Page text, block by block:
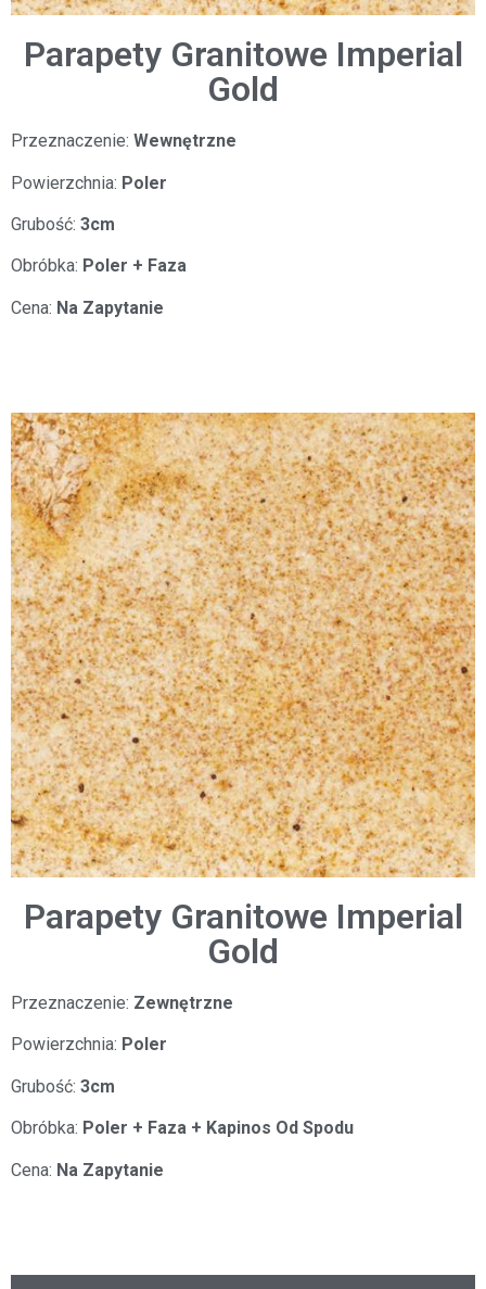
Parapety Granitowe Imperial
Gold
Przeznaczenie: Wewnętrzne
Powierzchnia: Poler
Grubość: 3cm
Obróbka: Poler + Faza
Cena: Na Zapytanie
Parapety Granitowe Imperial
Gold
Przeznaczenie: Zewnętrzne
Powierzchnia: Poler
Grubość: 3cm
Obróbka: Poler + Faza + Kapinos Od Spodu
Cena: Na Zapytanie